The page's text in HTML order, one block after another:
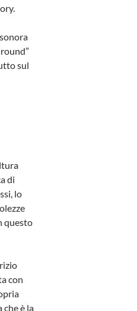
sul
di
lo
questo
con
che è la